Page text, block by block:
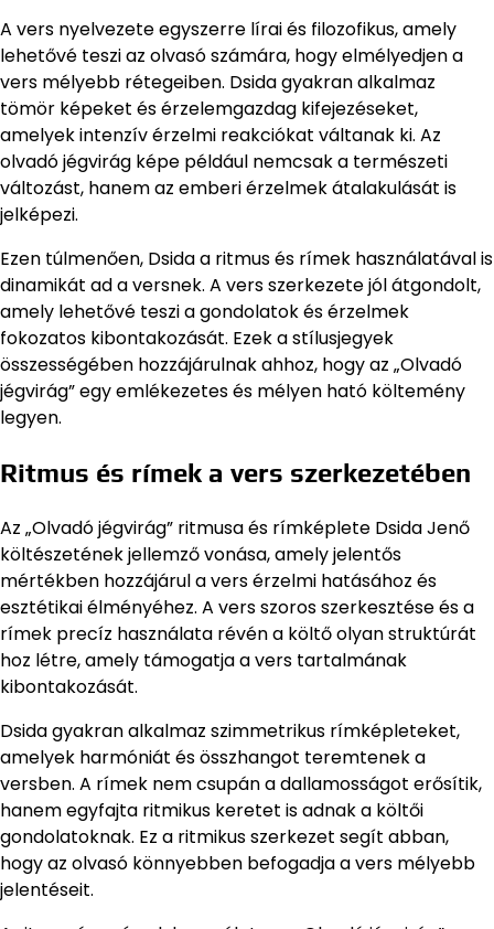
A vers nyelvezete egyszerre lírai és filozofikus, amely
lehetővé teszi az olvasó számára, hogy elmélyedjen a
vers mélyebb rétegeiben. Dsida gyakran alkalmaz
tömör képeket és érzelemgazdag kifejezéseket,
amelyek intenzív érzelmi reakciókat váltanak ki. Az
olvadó jégvirág képe például nemcsak a természeti
változást, hanem az emberi érzelmek átalakulását is
jelképezi.
Ezen túlmenően, Dsida a ritmus és rímek használatával is
dinamikát ad a versnek. A vers szerkezete jól átgondolt,
amely lehetővé teszi a gondolatok és érzelmek
fokozatos kibontakozását. Ezek a stílusjegyek
összességében hozzájárulnak ahhoz, hogy az „Olvadó
jégvirág” egy emlékezetes és mélyen ható költemény
legyen.
Ritmus és rímek a vers szerkezetében
Az „Olvadó jégvirág” ritmusa és rímképlete Dsida Jenő
költészetének jellemző vonása, amely jelentős
mértékben hozzájárul a vers érzelmi hatásához és
esztétikai élményéhez. A vers szoros szerkesztése és a
rímek precíz használata révén a költő olyan struktúrát
hoz létre, amely támogatja a vers tartalmának
kibontakozását.
Dsida gyakran alkalmaz szimmetrikus rímképleteket,
amelyek harmóniát és összhangot teremtenek a
versben. A rímek nem csupán a dallamosságot erősítik,
hanem egyfajta ritmikus keretet is adnak a költői
gondolatoknak. Ez a ritmikus szerkezet segít abban,
hogy az olvasó könnyebben befogadja a vers mélyebb
jelentéseit.